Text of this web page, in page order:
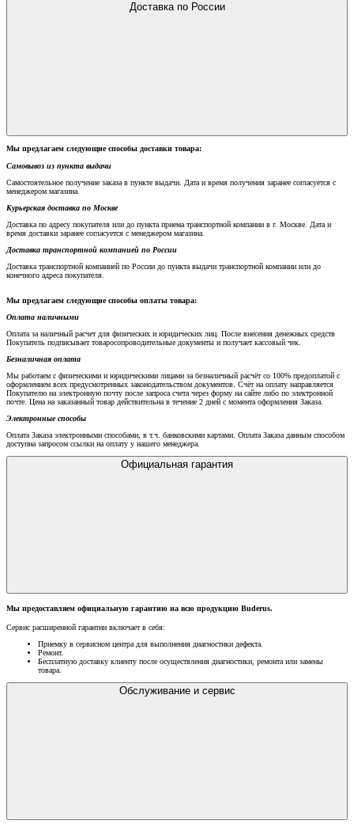
Доставка по России
Мы предлагаем следующие способы доставки товара:
Самовывоз из пункта выдачи
Самостоятельное получение заказа в пункте выдачи. Дата и время получения заранее согласуется с
менеджером магазина.
Курьерская доставка по Москве
Доставка по адресу покупателя или до пункта приема транспортной компании в г. Москве. Дата и
время доставки заранее согласуется с менеджером магазина.
Доставка транспортной компанией по России
Доставка транспортной компанией по России до пункта выдачи транспортной компании или до
конечного адреса покупателя.
Мы предлагаем следующие способы оплаты товара:
Оплата наличными
Оплата за наличный расчет для физических и юридических лиц. После внесения денежных средств
Покупатель подписывает товаросопроводительные документы и получает кассовый чек.
Безналичная оплата
Мы работаем с физическими и юридическими лицами за безналичный расчёт со 100% предоплатой с
оформлением всех предусмотренных законодательством документов. Счёт на оплату направляется
Покупателю на электронную почту после запроса счета через форму на сайте либо по электронной
почте. Цена на заказанный товар действительна в течение 2 дней с момента оформления Заказа.
Электронные способы
Оплата Заказа электронными способами, в т.ч. банковскими картами. Оплата Заказа данным способом
доступна запросом ссылки на оплату у нашего менеджера.
Официальная гарантия
Мы предоставляем официальную гарантию на всю продукцию Buderus.
Сервис расширенной гарантии включает в себя:
Приемку в сервисном центра для выполнения диагностики дефекта.
Ремонт.
Бесплатную доставку клиенту после осуществления диагностики, ремонта или замены
товара.
Обслуживание и сервис